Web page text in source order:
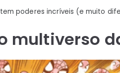
tem poderes incríveis (e muito
multiverso